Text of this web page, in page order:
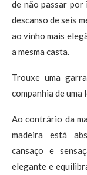
de não passar por
descanso de seis
ao vinho mais
a mesma casta.
Trouxe uma
companhia de uma
Ao contrário da
madeira está
cansaço e
elegante e